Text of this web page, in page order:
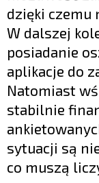
dzięki czemu
W dalszej
posiadanie
aplikacje do
Natomiast
stabilnie
sytuacji są
co muszą